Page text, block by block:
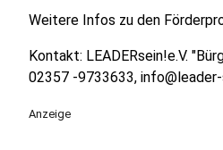
Weitere Infos zu den
Kontakt: LEADERsein!e.V.
02357 -9733633,
Anzeige